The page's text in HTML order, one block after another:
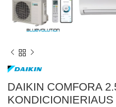
DAIKIN COMFORA